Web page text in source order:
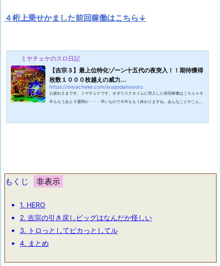
４桁上乗せかました前回稼働はこちら↓
ミヤチェケのスロ日記
【吉宗３】最上位特化ゾーン十五代の夜突入！！期待獲得
枚数１０００枚越えの威力...
https://miyacheke.com/jyugodainoyoru
お疲れさまです。ミヤチェケです。オボリスクタイムに突入した前回稼働はこちら↓今
年ももうあと３週間か・・・早いもので今年ももう終わりますね。あんなことやこんな
もくじ
1. HERO
2. 吉宗の引き戻しビッグはなんだか怪しい
3. トロっとしてピカっとしてル
4. まとめ